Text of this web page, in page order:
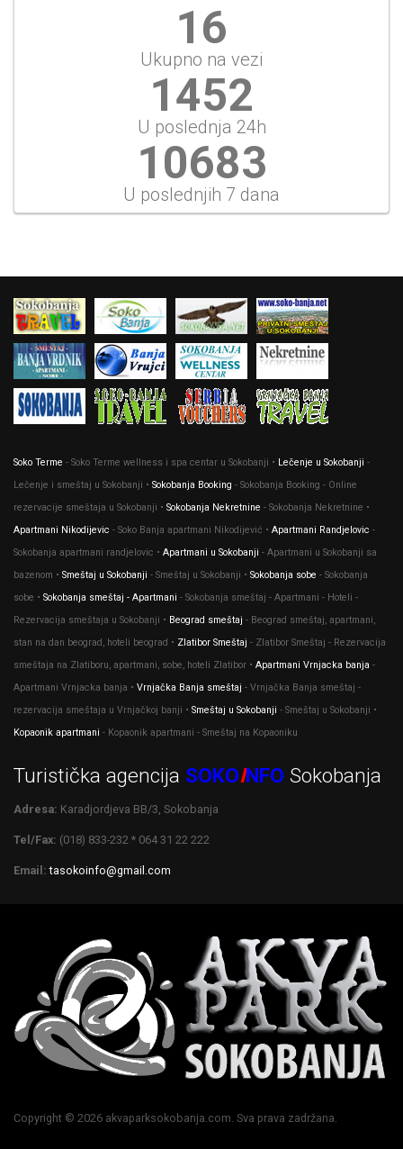
17
Ukupno na vezi
1556
U poslednja 24h
11446
U poslednjih 7 dana
Soko Terme - Soko Terme wellness i spa centar u Sokobanji • Lečenje u Sokobanji -
Lečenje i smeštaj u Sokobanji • Sokobanja Booking - Sokobanja Booking - Online
rezervacije smeštaja u Sokobanji • Sokobanja Nekretnine - Sokobanja Nekretnine •
Apartmani Nikodijevic - Soko Banja apartmani Nikodijević • Apartmani Randjelovic -
Sokobanja apartmani randjelovic • Apartmani u Sokobanji - Apartmani u Sokobanji sa
bazenom • Smeštaj u Sokobanji - Smeštaj u Sokobanji • Sokobanja sobe - Sokobanja
sobe • Sokobanja smeštaj - Apartmani - Sokobanja smeštaj - Apartmani - Hoteli -
Rezervacija smeštaja u Sokobanji • Beograd smeštaj - Beograd smeštaj, apartmani,
stan na dan beograd, hoteli beograd • Zlatibor Smeštaj - Zlatibor Smeštaj - Rezervacija
smeštaja na Zlatiboru, apartmani, sobe, hoteli Zlatibor • Apartmani Vrnjacka banja -
Apartmani Vrnjacka banja • Vrnjačka Banja smeštaj - Vrnjačka Banja smeštaj -
rezervacija smeštaja u Vrnjačkoj banji • Smeštaj u Sokobanji - Smeštaj u Sokobanji •
Kopaonik apartmani - Kopaonik apartmani - Smeštaj na Kopaoniku
Turistička agencija SOKOINFO Sokobanja
Adresa: Karadjordjeva BB/3, Sokobanja
Tel/Fax: (018) 833-232 * 064 31 22 222
Email: tasokoinfo@gmail.com
Copyright © 2026 akvaparksokobanja.com. Sva prava zadržana.